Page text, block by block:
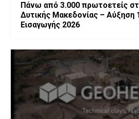
Πάνω από 3.000 πρωτοετείς
Δυτικής Μακεδονίας – Αύξηση
Εισαγωγής 2026